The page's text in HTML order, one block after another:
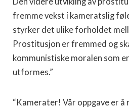
fremme vekst i kameratslig
styrker det ulike forholdet
Prostitusjon er fremmed og
kommunistiske moralen som
utformes.”
“Kamerater! Vår oppgave er